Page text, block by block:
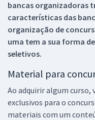
bancas organizadoras
características das
organização de
uma tem a sua forma
seletivos.
Material para
Ao adquirir algum curso,
exclusivos para o
materiais com um